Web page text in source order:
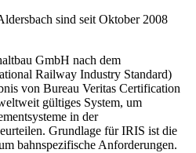
sind seit Oktober 2008
GmbH nach dem
Railway Industry Standard)
von Bureau Veritas Certification
gültiges System, um
in der
Grundlage fürIRIS ist die
bahnspezifische Anforderungen.